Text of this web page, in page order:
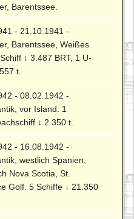
Barentssee.
- 21.10.1941 -
Barentssee, Weißes
↓ 3.487 BRT, 1 U-
t.
- 08.02.1942 -
vor Island. 1
↓ 2.350 t.
- 16.08.1942 -
westlich Spanien,
Nova Scotia, St.
Golf. 5 Schiffe ↓ 21.350